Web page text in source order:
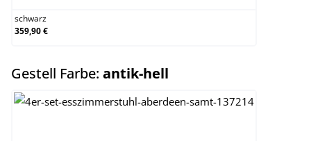
schwarz
359,90 €
Gestell Farbe: antik-hell